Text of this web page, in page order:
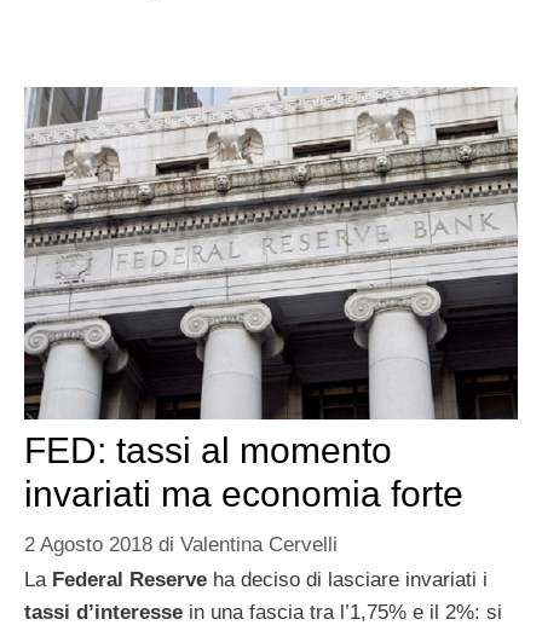
FED: tassi al momento
invariati ma economia forte
2 Agosto 2018 di Valentina Cervelli
La Federal Reserve ha deciso di lasciare invariati i
tassi d’interesse in una fascia tra l’1,75% e il 2%: si